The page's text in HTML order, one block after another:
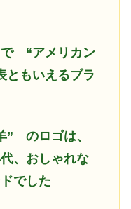
で “アメリカン
ともいえるブラ
” のロゴは、
、おしゃれな
でした